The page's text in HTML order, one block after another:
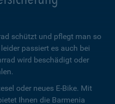
schützt und pflegt man so
passiert es auch bei
wird beschädigt oder
oder neues E-Bike. Mit
Ihnen die Barmenia